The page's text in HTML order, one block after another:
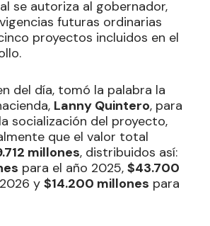
se autoriza al gobernador,
futuras ordinarias
proyectos incluidos en el
del día, tomó la palabra la
Lanny Quintero, para
socialización del proyecto,
que el valor total
millones, distribuidos así:
para el año 2025, $43.700
y $14.200 millones para